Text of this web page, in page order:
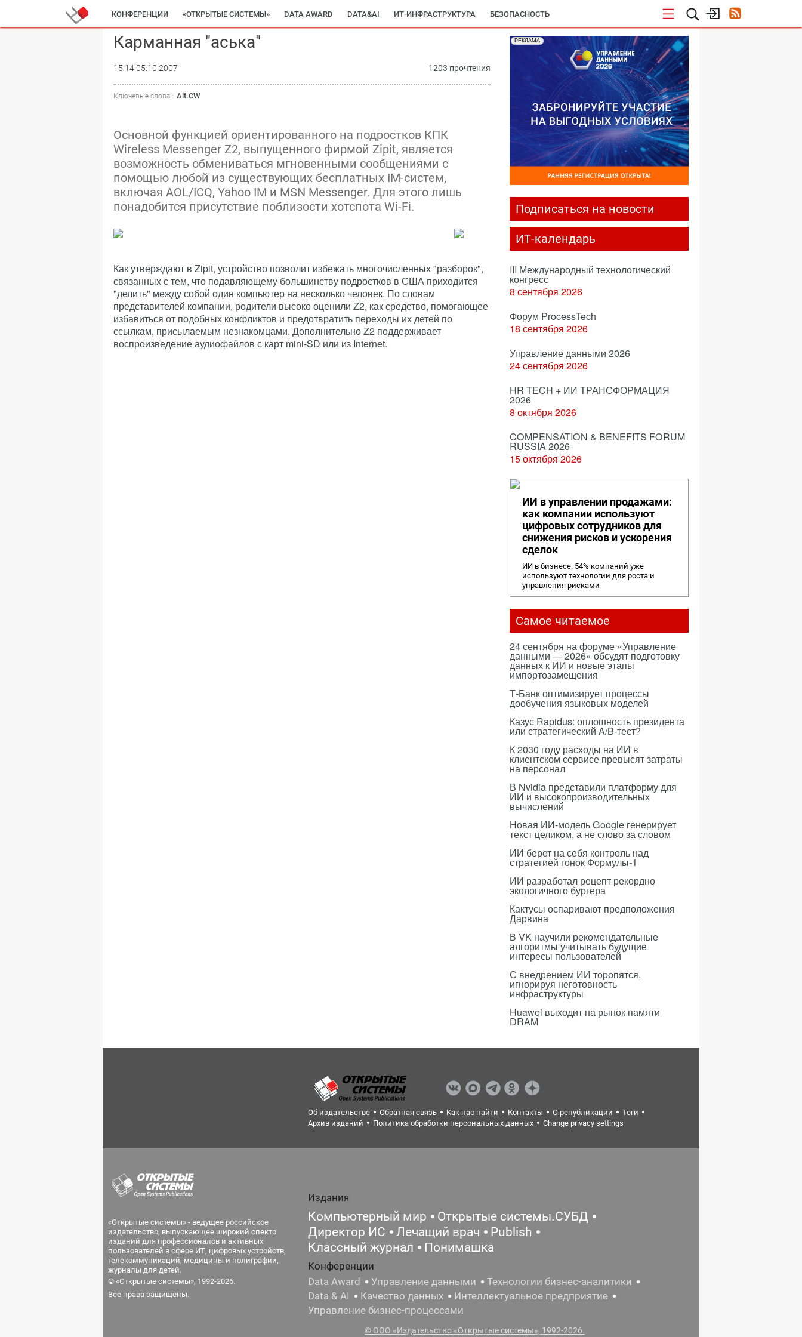
КОНФЕРЕНЦИИ «ОТКРЫТЫЕ СИСТЕМЫ» DATA AWARD DATA&AI ИТ-ИНФРАСТРУКТУРА БЕЗОПАСНОСТЬ
Карманная "аська"
15:14 05.10.2007 1203 прочтения
Ключевые слова : Alt.CW
Основной функцией ориентированного на подростков КПК
Wireless Messenger Z2, выпущенного фирмой Zipit, является
возможность обмениваться мгновенными сообщениями с
помощью любой из существующих бесплатных IM-систем,
включая AOL/ICQ, Yahoo IM и MSN Messenger. Для этого лишь
понадобится присутствие поблизости хотспота Wi-Fi.
Как утверждают в Zipit, устройство позволит избежать многочисленных "разборок",
связанных с тем, что подавляющему большинству подростков в США приходится
"делить" между собой один компьютер на несколько человек. По словам
представителей компании, родители высоко оценили Z2, как средство, помогающее
избавиться от подобных конфликтов и предотвратить переходы их детей по
ссылкам, присылаемым незнакомцами. Дополнительно Z2 поддерживает
воспроизведение аудиофайлов с карт mini-SD или из Internet.
РЕКЛАМА
Подписаться на новости
ИТ-календарь
III Международный технологический
конгресс
8 сентября 2026
Форум ProcessTech
18 сентября 2026
Управление данными 2026
24 сентября 2026
HR TECH + ИИ ТРАНСФОРМАЦИЯ
2026
8 октября 2026
COMPENSATION & BENEFITS FORUM
RUSSIA 2026
15 октября 2026
ИИ в управлении продажами:
как компании используют
цифровых сотрудников для
снижения рисков и ускорения
сделок
ИИ в бизнесе: 54% компаний уже
используют технологии для роста и
управления рисками
Самое читаемое
24 сентября на форуме «Управление
данными — 2026» обсудят подготовку
данных к ИИ и новые этапы
импортозамещения
Т-Банк оптимизирует процессы
дообучения языковых моделей
Казус Rapidus: оплошность президента
или стратегический A/B-тест?
К 2030 году расходы на ИИ в
клиентском сервисе превысят затраты
на персонал
В Nvidia представили платформу для
ИИ и высокопроизводительных
вычислений
Новая ИИ-модель Google генерирует
текст целиком, а не слово за словом
ИИ берет на себя контроль над
стратегией гонок Формулы-1
ИИ разработал рецепт рекордно
экологичного бургера
Кактусы оспаривают предположения
Дарвина
В VK научили рекомендательные
алгоритмы учитывать будущие
интересы пользователей
С внедрением ИИ торопятся,
игнорируя неготовность
инфраструктуры
Huawei выходит на рынок памяти
DRAM
Об издательстве Обратная связь Как нас найти Контакты О републикации
Теги
Архив изданий
Политика обработки персональных данных Change privacy settings
«Открытые системы» - ведущее российское
издательство, выпускающее широкий спектр
изданий для профессионалов и активных
пользователей в сфере ИТ, цифровых устройств,
телекоммуникаций, медицины и полиграфии,
журналы для детей.
© «Открытые системы», 1992-2026.
Все права защищены.
Издания
Компьютерный мир
Открытые системы.СУБД
Директор ИС
Лечащий врач
Publish
Классный журнал
Понимашка
Конференции
Data Award
Управление данными
Технологии бизнес-аналитики
Data & AI
Качество данных
Интеллектуальное предприятие
Управление бизнес-процессами
© ООО «Издательство «Открытые системы», 1992-2026.